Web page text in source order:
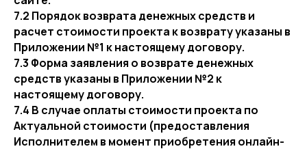
7.2 Порядок возврата денежных средств и
расчет стоимости проекта к возврату указаны в
Приложении №1 к настоящему договору.
7.3 Форма заявления о возврате денежных
средств указаны в Приложении №2 к
настоящему договору.
7.4 В случае оплаты стоимости проекта по
Актуальной стоимости (предоставления
Исполнителем в момент приобретения онлайн-